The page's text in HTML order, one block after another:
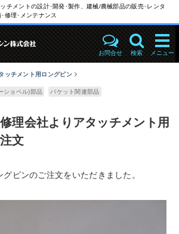
チメントの設計･開発･製作、建械/農械部品の販売･レンタ
修理･メンテナンス
お問合せ 検索 メニュー
ッチメント用ロングピン
ショベル)部品 バケット関連部品
理会社よりアタッチメント用
文
ピンのご注文をいただきました。